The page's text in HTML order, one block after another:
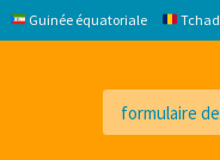
Guinée équatoriale Tchad